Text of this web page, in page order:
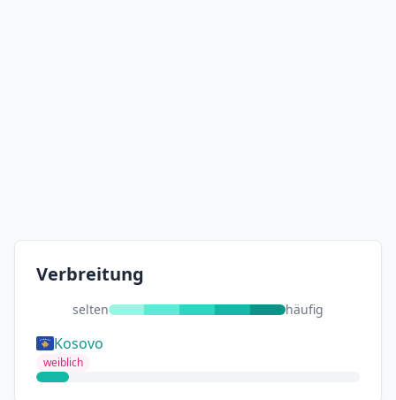
Verbreitung
selten häufig
Kosovo
weiblich